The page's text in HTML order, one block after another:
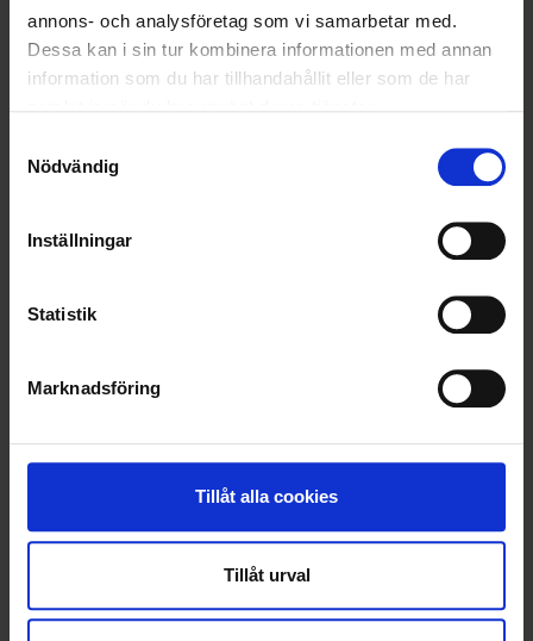
annons- och analysföretag som vi samarbetar med.
Dessa kan i sin tur kombinera informationen med annan
information som du har tillhandahållit eller som de har
Nödvändig
Inställningar
Statistik
Marknadsföring
Tillåt alla cookies
Tillåt urval
LÄS MER
Nyheter
ALLA
NYA UPPDRAG